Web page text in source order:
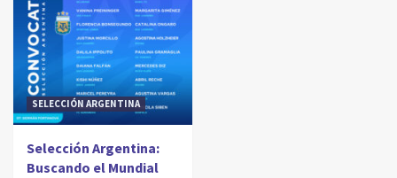
SELECCIÓN ARGENTINA
Selección Argentina:
Buscando el Mundial